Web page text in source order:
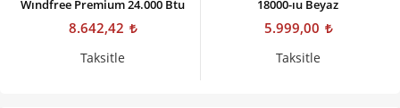
Wındfree Premium 24.000 Btu
8.642,42
Taksitle
18000-ıu Beyaz
5.999,00
Taksitle